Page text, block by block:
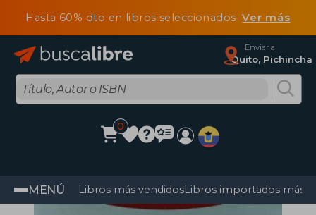
Hasta 60% dto en libros seleccionadosVer más
Enviar a
Quito, Pichincha
0
MENÚ Libros más vendidosLibros importados más